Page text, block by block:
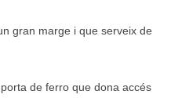
gran marge i que serveix de
de ferro que dona accés